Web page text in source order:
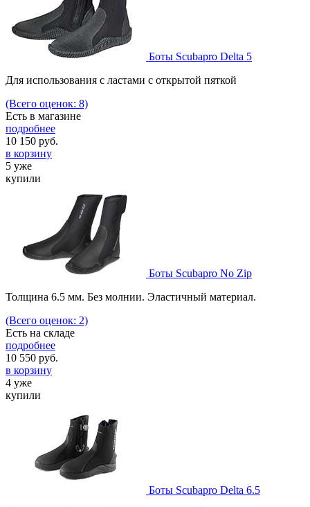
Боты Scubapro Delta 5
Для использования с ластами с открытой пяткой
(Всего оценок: 8)
Есть в магазине
подробнее
10 150 руб.
в корзину
5 уже
купили
Боты Scubapro No Zip
Толщина 6.5 мм. Без молнии. Эластичный материал.
(Всего оценок: 2)
Есть на складе
подробнее
10 550 руб.
в корзину
4 уже
купили
Боты Scubapro Delta 6.5